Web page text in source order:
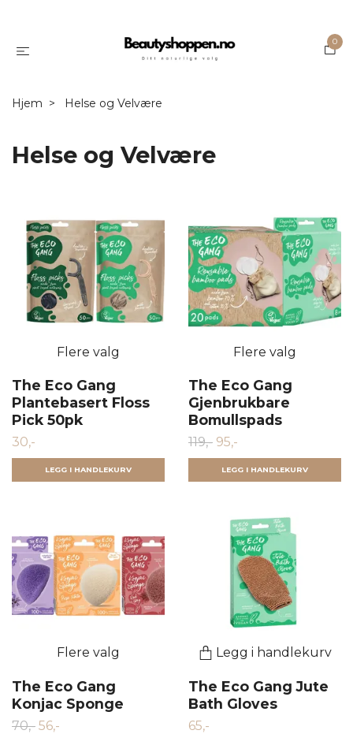
0
Hjem Helse og Velvære
Helse og Velvære
Flere valg
The Eco Gang
Plantebasert Floss
Pick 50pk
30,-
LEGG I HANDLEKURV
Flere valg
The Eco Gang
Gjenbrukbare
Bomullspads
119,- 95,-
LEGG I HANDLEKURV
Flere valg
The Eco Gang
Konjac Sponge
70,- 56,-
Legg i handlekurv
The Eco Gang Jute
Bath Gloves
65,-